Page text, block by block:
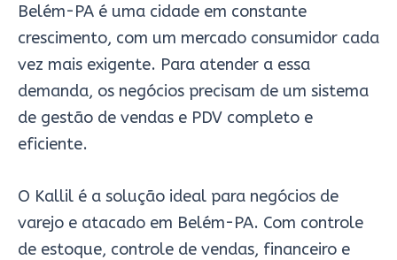
Belém-PA é uma cidade em constante
crescimento, com um mercado consumidor cada
vez mais exigente. Para atender a essa
demanda, os negócios precisam de um sistema
de gestão de vendas e PDV completo e
eficiente.
O Kallil é a solução ideal para negócios de
varejo e atacado em Belém-PA. Com controle
de estoque, controle de vendas, financeiro e